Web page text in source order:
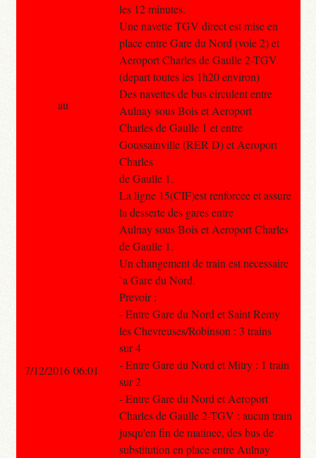
les 12 minutes.
Une navette TGV direct est mise en
place entre Gare du Nord (voie 2) et
Aeroport Charles de Gaulle 2-TGV.
(depart toutes les 1h20 environ)
Des navettes de bus circulent entre
Aulnay sous Bois et Aeroport
Charles de Gaulle 1 et entre
Goussainville (RER D) et Aeroport
Charles
de Gaulle 1.
La ligne 15(CIF)est renforcee et assure
la desserte des gares entre
Aulnay sous Bois et Aeroport Charles
de Gaulle 1.
Un changement de train est necessaire
`a Gare du Nord.
Prevoir :
- Entre Gare du Nord et Saint Remy
les Chevreuses/Robinson : 3 trains
sur 4
- Entre Gare du Nord et Mitry : 1 train
sur 2
- Entre Gare du Nord et Aeroport
Charles de Gaulle 2-TGV : aucun train
jusqu'en fin de matinee, des bus de
substitution en place entre Aulnay
au
7/12/2016 06:01